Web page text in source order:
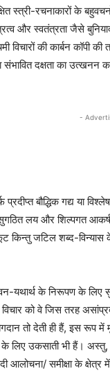
स्त्री-रचनाकारों के
और स्वतंत्रता जैसे
विचारों की कार्बन कॉपी
दक्षता का उत्खनन
-
बौद्धिक गद्य या
लय और शिल्पगत
किन्तु जटिल शब्द-
यथार्थ के निरूपण के
विचार को वे जिस तरह
तो देती ही हैं, इस
लिए उकसाती भी हैं।
आलोचना/ समीक्षा के